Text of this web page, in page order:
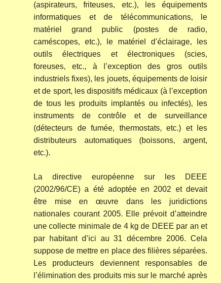
(aspirateurs, friteuses, etc.), les équipements
informatiques et de télécommunications, le
matériel grand public (postes de radio,
caméscopes, etc.), le matériel d’éclairage, les
outils électriques et électroniques (scies,
foreuses, etc., à l’exception des gros outils
industriels fixes), les jouets, équipements de loisir
et de sport, les dispositifs médicaux (à l’exception
de tous les produits implantés ou infectés), les
instruments de contrôle et de surveillance
(détecteurs de fumée, thermostats, etc.) et les
distributeurs automatiques (boissons, argent,
etc.).
La directive européenne sur les DEEE
(2002/96/CE) a été adoptée en 2002 et devait
être mise en œuvre dans les juridictions
nationales courant 2005. Elle prévoit d’atteindre
une collecte minimale de 4 kg de DEEE par an et
par habitant d’ici au 31 décembre 2006. Cela
suppose de mettre en place des filières séparées.
Les producteurs deviennent responsables de
l’élimination des produits mis sur le marché après